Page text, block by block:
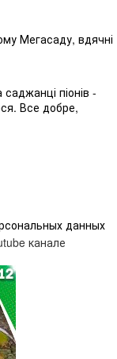
Мегасаду, вдячні
піонів -
Все добре,
данных
канале